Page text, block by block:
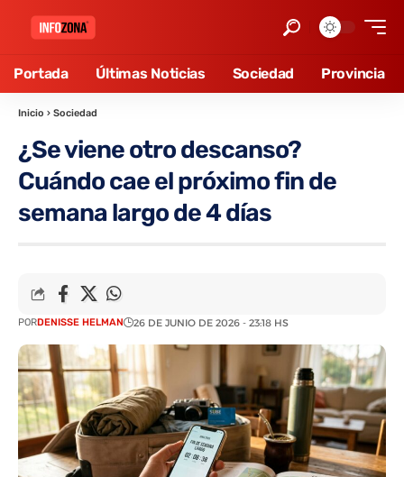
Portada Últimas Noticias Sociedad Provincia
Inicio › Sociedad
¿Se viene otro descanso?
Cuándo cae el próximo fin de
semana largo de 4 días
PORDENISSE HELMAN 26 DE JUNIO DE 2026 - 23:18 HS